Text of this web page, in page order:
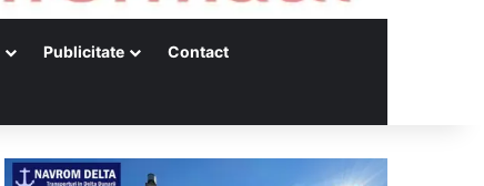
Publicitate Contact